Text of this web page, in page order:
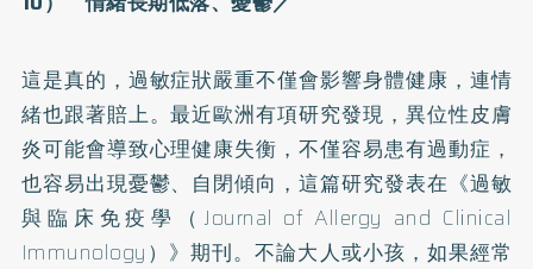
這是真的，過敏症狀嚴重不僅會影響身體健康，連情
緒也跟著賠上。最近歐洲有項研究發現，異位性皮膚
炎可能會導致心理健康失衡，不僅容易患有過動症，
也容易出現憂鬱、自閉傾向，這篇研究發表在《過敏
與臨床免疫學（Journal of Allergy and Clinical
Immunology）》期刊。不論大人或小孩，如果經常